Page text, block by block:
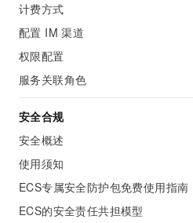
计费方式
配置 IM 渠道
权限配置
服务关联角色
安全合规
安全概述
使用须知
ECS专属安全防护包免费使用指南
ECS的安全责任共担模型